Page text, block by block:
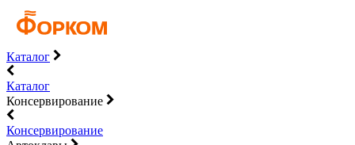
Каталог
Каталог
Консервирование
Консервирование